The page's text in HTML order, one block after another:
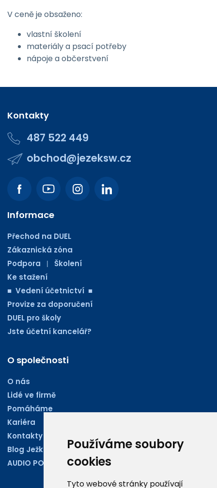
Používáme soubory
cookies
Tyto webové stránky používají
V ceně je obsaženo:
vlastní školení
materiály a psací potřeby
nápoje a občerstvení
Kontakty
487 522 449
obchod@jezeksw.cz
Informace
Přechod na DUEL
Zákaznická zóna
Podpora
| Školení
Ke stažení
■ Vedení účetnictví ■
Provize za doporučení
DUEL pro školy
Jste účetní kancelář?
O společnosti
O nás
Lidé ve firmě
Pomáháme
Kariéra
Kontakty
Blog Ježkoviny
AUDIO PODCASTY